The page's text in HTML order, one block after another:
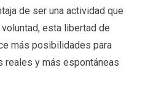
de ser una actividad que
esta libertad de
más posibilidades para
reales y más espontáneas